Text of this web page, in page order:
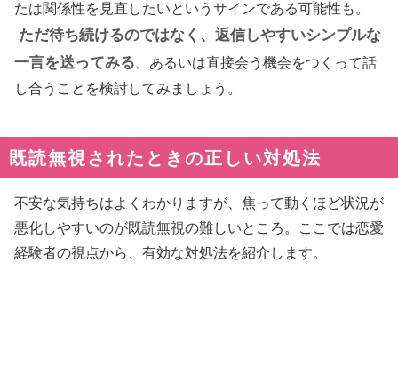
たは関係性を見直したいというサインである可能性も。
ただ待ち続けるのではなく、返信しやすいシンプルな
一言を送ってみる 、あるいは直接会う機会をつくって話
し合うことを検討してみましょう。
既読無視されたときの正しい対処法
不安な気持ちはよくわかりますが、焦って動くほど状況が
悪化しやすいのが既読無視の難しいところ。ここでは恋愛
経験者の視点から、有効な対処法を紹介します。